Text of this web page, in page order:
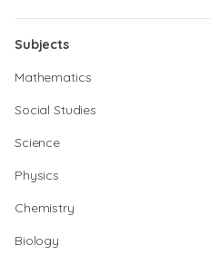
Subjects
Mathematics
Social Studies
Science
Physics
Chemistry
Biology